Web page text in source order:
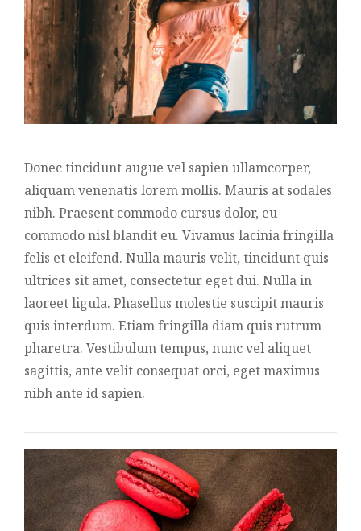
Donec tincidunt augue vel sapien ullamcorper,
aliquam venenatis lorem mollis. Mauris at sodales
nibh. Praesent commodo cursus dolor, eu
commodo nisl blandit eu. Vivamus lacinia fringilla
felis et eleifend. Nulla mauris velit, tincidunt quis
ultrices sit amet, consectetur eget dui. Nulla in
laoreet ligula. Phasellus molestie suscipit mauris
quis interdum. Etiam fringilla diam quis rutrum
pharetra. Vestibulum tempus, nunc vel aliquet
sagittis, ante velit consequat orci, eget maximus
nibh ante id sapien.